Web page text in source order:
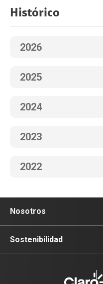
Histórico
2026
2025
2024
2023
2022
Nosotros
Sala de prensa
Sostenibilidad